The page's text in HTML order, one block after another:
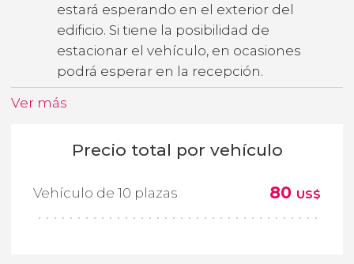
estará esperando en el exterior del
edificio. Si tiene la posibilidad de
estacionar el vehículo, en ocasiones
podrá esperar en la recepción.
Ver más
Precio total por vehículo
Vehículo de 10 plazas 80 US$